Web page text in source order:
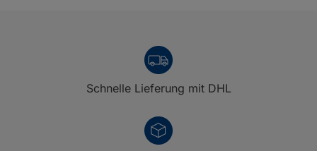
Schnelle Lieferung mit DHL